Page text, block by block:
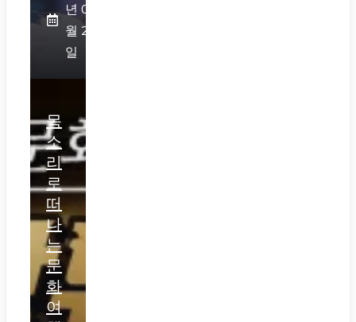
년 07
월 28
일
목
소
리
로
떠
나
는
문
화
여